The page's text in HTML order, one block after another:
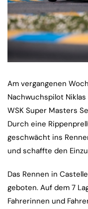
Am vergangenen
Nachwuchspilot
WSK Super Masters
Durch eine
geschwächt ins
und schaffte den
Das Rennen in
geboten. Auf dem 7
Fahrerinnen und